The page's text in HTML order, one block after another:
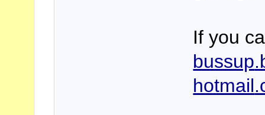
If you
bussup
hotmail